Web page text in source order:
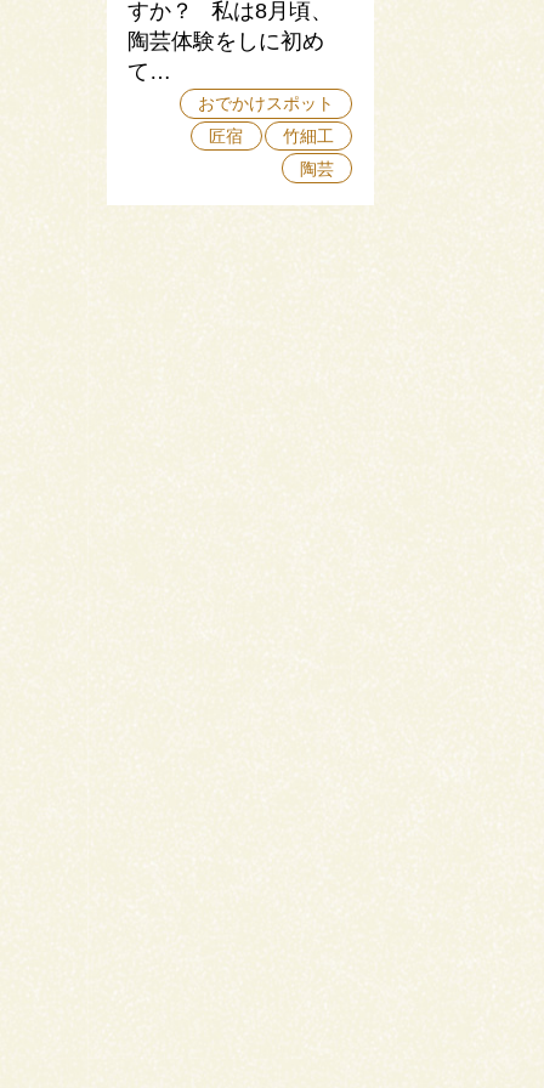
すか？ 私は8月頃、
陶芸体験をしに初め
て…
おでかけスポット
匠宿
竹細工
陶芸